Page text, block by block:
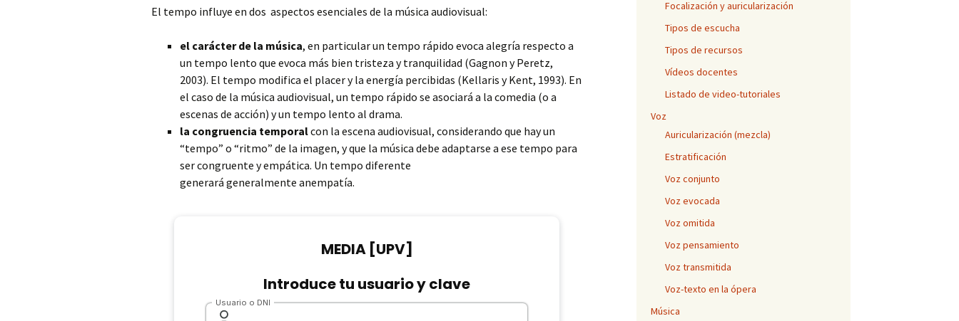
Voz omitida
Voz pensamiento
Voz transmitida
Voz-texto en la ópera
Instrumento solo y
Tempo
Roma
Empática y anempática
Enamoramiento y amor
Función informativa
Hedonismo
Interiorización subjetiva
Música espectáculo
(diegética)
Música extendida o
desauricularizada
Narración y
representación
Sonido descentrado y
divergencia de
focalización
acompañamiento y
Ruidos de la tecnología
de transmisión
Transiciones y elipsis
Fundido encadenado
Música de transición y
Plano de transición-
Sumario recapitulativo
Montaje de condensación
de trayecto
El tempo influye en dos aspectos esenciales de la música audiovisual:
el carácter de la música, en particular un tempo rápido evoca alegría respecto a
un tempo lento que evoca más bien tristeza y tranquilidad (Gagnon y Peretz,
2003). El tempo modifica el placer y la energía percibidas (Kellaris y Kent, 1993). En
el caso de la música audiovisual, un tempo rápido se asociará a la comedia (o a
escenas de acción) y un tempo lento al drama.
la congruencia temporalcon la escena audiovisual, considerando que hay un
“tempo” o “ritmo” de la imagen, y que la música debe adaptarse a ese tempo para
ser congruente y empática. Un tempo diferente
generará generalmente anempatía.
Focalización y auricularización
Tipos de escucha
Tipos de recursos
Vídeos docentes
Listado de video-tutoriales
Voz
Auricularización (mezcla)
Estratificación
Voz conjunto
Voz evocada
Voz omitida
Voz pensamiento
Voz transmitida
Voz-texto en la ópera
Música